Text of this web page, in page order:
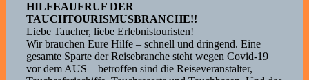
HILFEAUFRUF DER
TAUCHTOURISMUSBRANCHE!!
Liebe Taucher, liebe Erlebnistouristen!
Wir brauchen Eure Hilfe – schnell und dringend. Eine
gesamte Sparte der Reisebranche steht wegen Covid-19
vor dem AUS – betroffen sind die Reiseveranstalter,